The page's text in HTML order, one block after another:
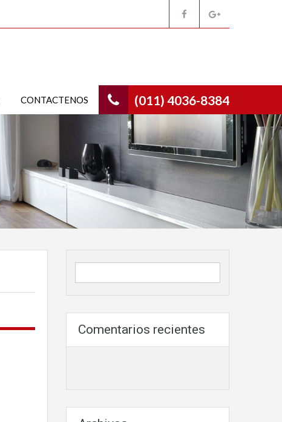
(011) 4036-8384
CONTACTENOS
Comentarios recientes